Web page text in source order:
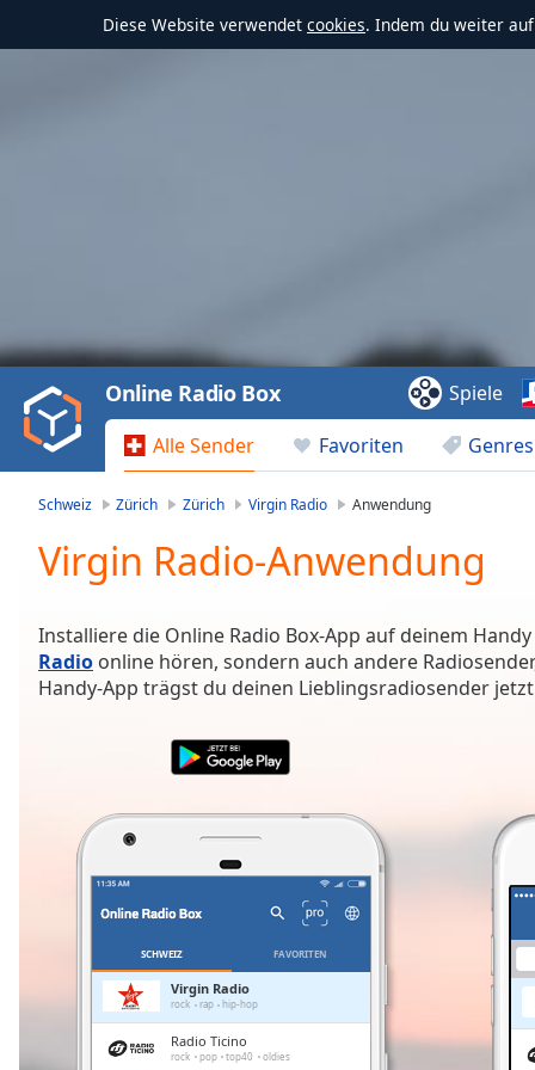
Diese Website verwendet cookies. Indem du weiter
Play
Video
Play
Backward
Skip
Current
Time0:00
Duration-:-
Loaded:
0.00%
Remaining
Alle Sender Favoriten Genres
Online Radio Box Spiele
Schweiz Zürich Zürich Virgin Radio Anwendung
Virgin Radio-Anwendung
Installiere die Online Radio Box-App auf deinem
Radio online hören, sondern auch andere
Handy-App trägst du deinen Lieblingsradiosender
SCHWEIZ FAVORITEN
Virgin Radio
rock rap hip-hop
Radio Ticino
rock pop top40 oldies